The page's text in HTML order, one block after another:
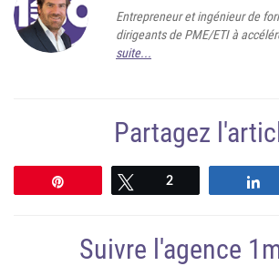
Entrepreneur et ingénieur de
dirigeants de PME/ETI à
suite...
Partagez
Tweetez
2
Suivre l'agence